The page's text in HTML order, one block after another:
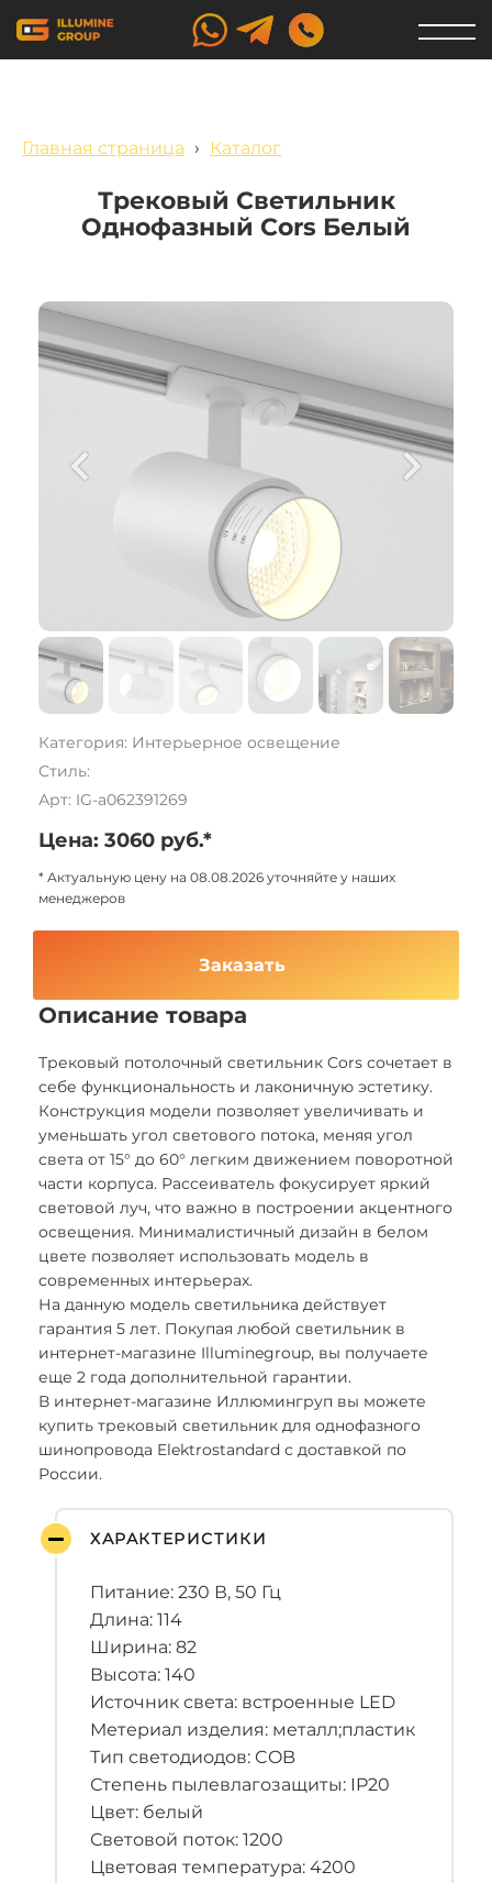
Главная страница › Каталог
Трековый Светильник
Однофазный Cors Белый
Категория: Интерьерное освещение
Стиль:
Арт: IG-a062391269
Цена: 3060 руб.*
* Актуальную цену на 08.08.2026 уточняйте у наших
менеджеров
Заказать
Описание товара
Трековый потолочный светильник Cors сочетает в
себе функциональность и лаконичную эстетику.
Конструкция модели позволяет увеличивать и
уменьшать угол светового потока, меняя угол
света от 15° до 60° легким движением поворотной
части корпуса. Рассеиватель фокусирует яркий
световой луч, что важно в построении акцентного
освещения. Минималистичный дизайн в белом
цвете позволяет использовать модель в
современных интерьерах.
На данную модель светильника действует
гарантия 5 лет. Покупая любой светильник в
интернет-магазине Illuminegroup, вы получаете
еще 2 года дополнительной гарантии.
В интернет-магазине Иллюмингруп вы можете
купить трековый светильник для однофазного
шинопровода Elektrostandard с доставкой по
России.
ХАРАКТЕРИСТИКИ
Питание: 230 В, 50 Гц
Длина: 114
Ширина: 82
Высота: 140
Источник света: встроенные LED
Метериал изделия: металл;пластик
Тип светодиодов: COB
Степень пылевлагозащиты: IP20
Цвет: белый
Световой поток: 1200
Цветовая температура: 4200